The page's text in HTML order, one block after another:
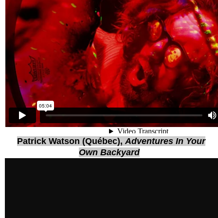
Patrick Watson (Québec),Adventures In Your
Own Backyard